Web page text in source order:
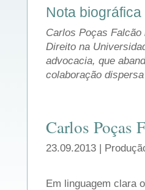
Nota biográfica
Carlos Poças
Direito na
advocacia, que
colaboração
Carlos Poças
23.09.2013 |
Em linguagem clara